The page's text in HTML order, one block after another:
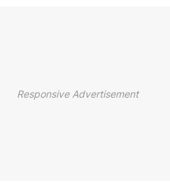
Responsive Advertisement